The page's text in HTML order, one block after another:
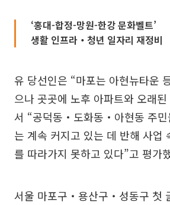
‘홍대-합정-망원-한강 문화벨트’
생활 인프라‧청년 일자리 재정비
유 당선인은 “마포는 아현뉴타운
으나 곳곳에 노후 아파트와 오래
서 “공덕동‧도화동‧아현동 주민
는 계속 커지고 있는 데 반해 사업
를 따라가지 못하고 있다”고 평가
서울 마포구‧용산구‧성동구 첫